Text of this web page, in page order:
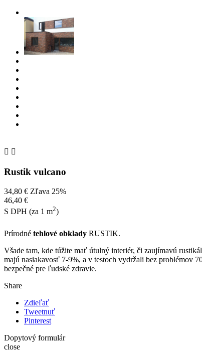
 
Rustik vulcano
34,80 € Zľava 25%
46,40 €
S DPH (za 1 m2)
Prírodné tehlové obklady RUSTIK.
Všade tam, kde túžite mať útulný interiér, či zaujímavú
majú nasiakavosť 7-9%, a v testoch vydržali bez problémov
bezpečné pre ľudské zdravie.
Share
Zdieľať
Tweetnuť
Pinterest
Dopytový formulár
close